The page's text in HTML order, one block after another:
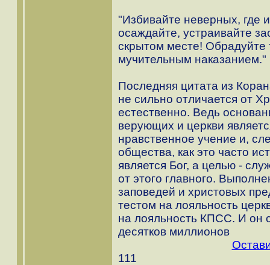
"Избивайте неверных, где
осаждайте, устраивайте
скрытом месте! Обрадуйте
мучительным наказанием."
Последняя цитата из
не сильно отличается от
естественно. Ведь
верующих и церкви
нравственное учение и,
общества, как это часто
является Бог, а целью -
от этого главного.
заповедей и христовых
тестом на лояльность
на лояльность КПСС. И он
десятков миллионов
111